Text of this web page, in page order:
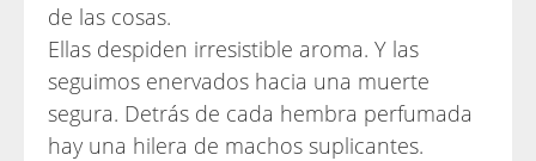
de las cosas.
Ellas despiden irresistible aroma. Y las
seguimos enervados hacia una muerte
segura. Detrás de cada hembra perfumada
hay una hilera de machos suplicantes.